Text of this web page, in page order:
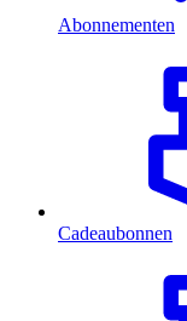
Abonnementen
Cadeaubonnen